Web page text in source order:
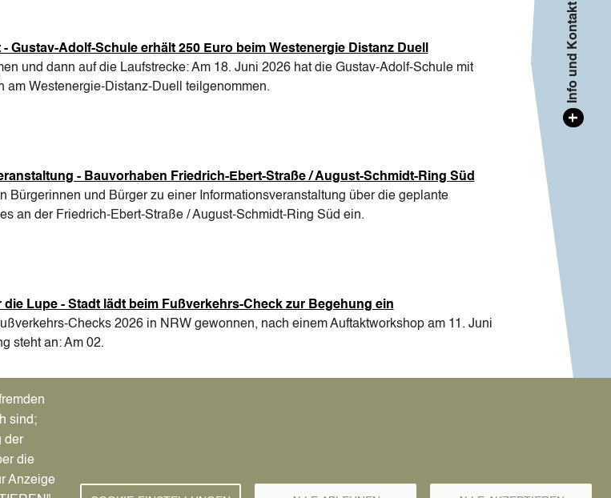
Gustav-Adolf-Schule erhält 250 Euro beim Westenergie Distanz Duell
und dann auf die Laufstrecke: Am 18. Juni 2026 hat die Gustav-Adolf-Schule mit
am Westenergie-Distanz-Duell teilgenommen.
- Bauvorhaben Friedrich-Ebert-Straße / August-Schmidt-Ring Süd
Bürgerinnen und Bürger zu einer Informationsveranstaltung über die geplante
an der Friedrich-Ebert-Straße / August-Schmidt-Ring Süd ein.
Lupe - Stadt lädt beim Fußverkehrs-Check zur Begehung ein
Checks 2026 in NRW gewonnen, nach einem Auftaktworkshop am 11. Juni
steht an: Am 02.
Page
3 Page
4
sind;
der
die
Anzeige
+
Info und Kontakt